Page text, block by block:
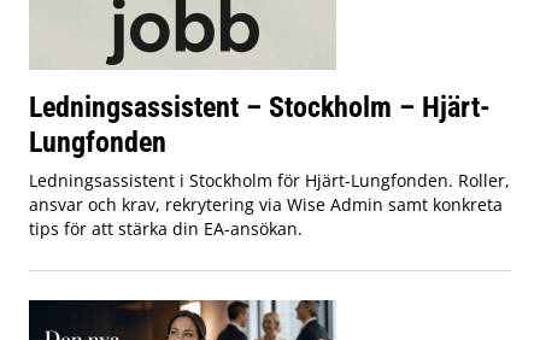
Ledningsassistent – Stockholm – Hjärt-
Lungfonden
Ledningsassistent i Stockholm för Hjärt-Lungfonden. Roller,
ansvar och krav, rekrytering via Wise Admin samt konkreta
tips för att stärka din EA-ansökan.